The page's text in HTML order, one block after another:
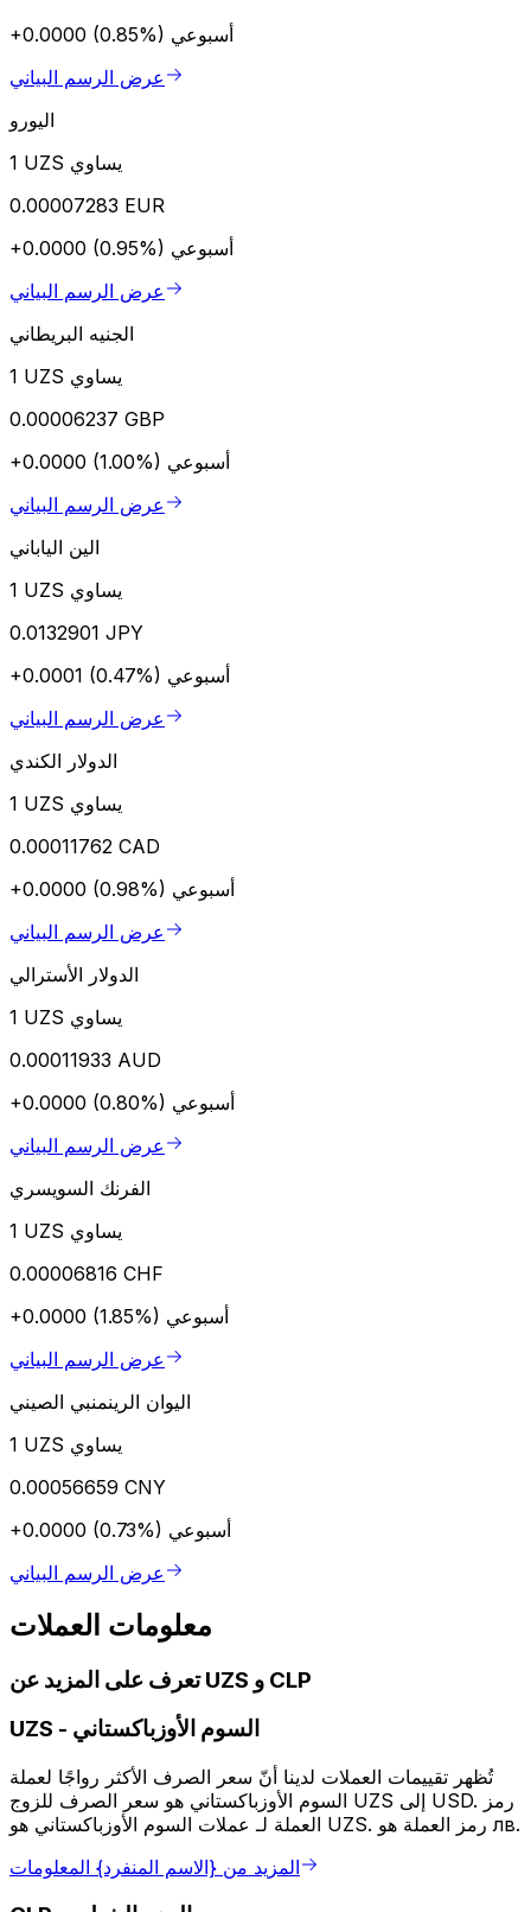
+0.0000 (0.85%) أسبوعي
عرض الرسم البياني
اليورو
1 UZS يساوي
0.00007283 EUR
+0.0000 (0.95%) أسبوعي
عرض الرسم البياني
الجنيه البريطاني
1 UZS يساوي
0.00006237 GBP
+0.0000 (1.00%) أسبوعي
عرض الرسم البياني
الين الياباني
1 UZS يساوي
0.0132901 JPY
+0.0001 (0.47%) أسبوعي
عرض الرسم البياني
الدولار الكندي
1 UZS يساوي
0.00011762 CAD
+0.0000 (0.98%) أسبوعي
عرض الرسم البياني
الدولار الأسترالي
1 UZS يساوي
0.00011933 AUD
+0.0000 (0.80%) أسبوعي
عرض الرسم البياني
الفرنك السويسري
1 UZS يساوي
0.00006816 CHF
+0.0000 (1.85%) أسبوعي
عرض الرسم البياني
اليوان الرينمنبي الصيني
1 UZS يساوي
0.00056659 CNY
+0.0000 (0.73%) أسبوعي
عرض الرسم البياني
معلومات العملات
تعرف على المزيد عن UZS و CLP
UZS - السوم الأوزباكستاني
تُظهر تقييمات العملات لدينا أنّ سعر الصرف الأكثر رواجًا لعملة
السوم الأوزباكستاني هو سعر الصرف للزوج UZS إلى USD. رمز
العملة لـ عملات السوم الأوزباكستاني هو UZS. رمز العملة هو лв.
المزيد من {الاسم المنفرد} المعلومات